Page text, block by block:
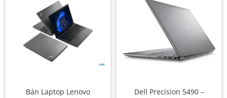
Bán Laptop Lenovo
Dell Precision 5490 –